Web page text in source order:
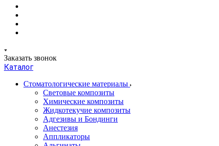
Заказать звонок
Каталог
Стоматологические материалы
Световые композиты
Химические композиты
Жидкотекучие композиты
Адгезивы и Бондинги
Анестезия
Аппликаторы